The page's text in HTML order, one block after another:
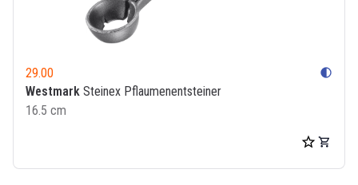
29.00 contrast
Westmark Steinex Pflaumenentsteiner
16.5 cm